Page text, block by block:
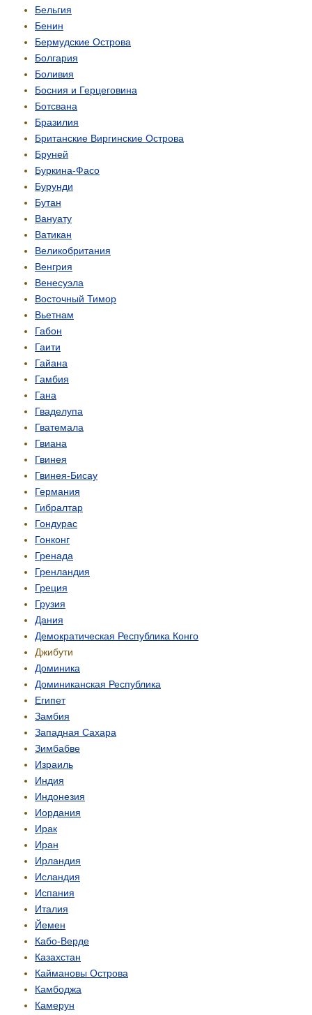
Бельгия
Бенин
Бермудские Острова
Болгария
Боливия
Босния и Герцеговина
Ботсвана
Бразилия
Британские Виргинские Острова
Бруней
Буркина-Фасо
Бурунди
Бутан
Вануату
Ватикан
Великобритания
Венгрия
Венесуэла
Восточный Тимор
Вьетнам
Габон
Гаити
Гайана
Гамбия
Гана
Гваделупа
Гватемала
Гвиана
Гвинея
Гвинея-Бисау
Германия
Гибралтар
Гондурас
Гонконг
Гренада
Гренландия
Греция
Грузия
Дания
Демо­кратическая Республика Конго
Джибути
Доминика
Доминиканская Республика
Египет
Замбия
Западная Сахара
Зимбабве
Израиль
Индия
Индонезия
Иордания
Ирак
Иран
Ирландия
Исландия
Испания
Италия
Йемен
Кабо-Верде
Казахстан
Каймановы Острова
Камбоджа
Камерун